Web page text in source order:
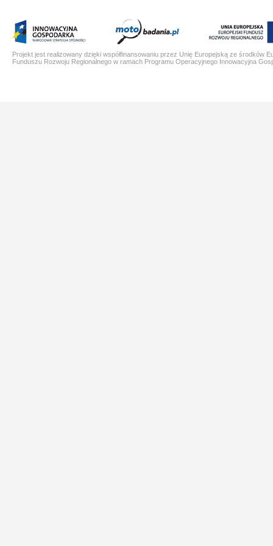
Projekt jest realizowany dzięki współfinansowaniu przez Unię Europejską ze środków
Funduszu Rozwoju Regionalnego w ramach Programu Operacyjnego Innowacyjna